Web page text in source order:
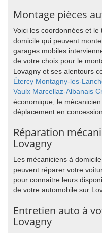
Montage pièces
Voici les coordonnées et
domicile qui peuvent
garages mobiles
de votre choix pour le
Lovagny et ses alentours
Étercy Montagny-les-
Vaulx Marcellaz-Albanais
économique, le
déplacement en
Réparation
Lovagny
Les mécaniciens à
peuvent réparer votre
pour connaitre leurs
de votre automobile sur
Entretien auto à
Lovagny